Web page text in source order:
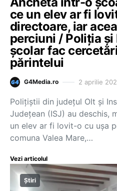
ce un elev ar fi
directoare, iar
perciuni / Poliția
școlar fac
părintelui
G4Media.ro 2 aprilie
Polițiștii din județul Olt și
Județean (ISJ) au deschis,
un elev ar fi lovit-o cu ușa
comuna Valea Mare,…
Vezi articolul
Știri